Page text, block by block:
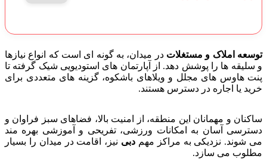
توسعه املاک و مستغلات در میدان، به گونه ای است که انواع نیازها
و سلیقه ها را پوشش دهد. از آپارتمان های استودیویی شیک گرفته تا
پنت هاوس های مجلل و ویلاهای باشکوه، گزینه های متعددی برای
خرید یا اجاره در دسترس هستند.
ساکنان و مهمانان این منطقه، از امنیت بالا، فضاهای سبز فراوان و
دسترسی آسان به امکانات ورزشی، تفریحی و آموزشی بهره مند
می شوند. نزدیکی به مراکز مهم دبی نیز، اقامت در میدان را بسیار
مطلوب می سازد.